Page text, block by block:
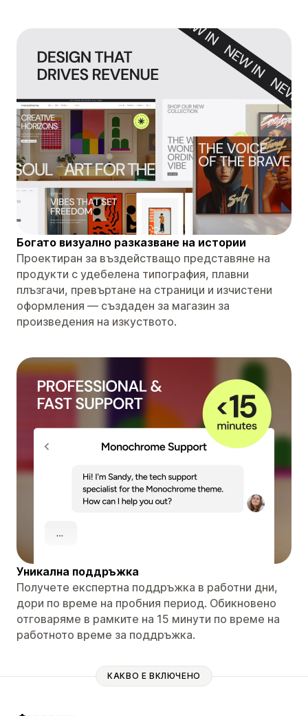
Богато визуално разказване на истории
Проектиран за въздействащо представяне на
продукти с удебелена типография, плавни
плъзгачи, превъртане на страници и изчистени
оформления — създаден за магазин за
произведения на изкуството.
Уникална поддръжка
Получете експертна поддръжка в работни дни,
дори по време на пробния период. Обикновено
отговаряме в рамките на 15 минути по време на
работното време за поддръжка.
КАКВО Е ВКЛЮЧЕНО